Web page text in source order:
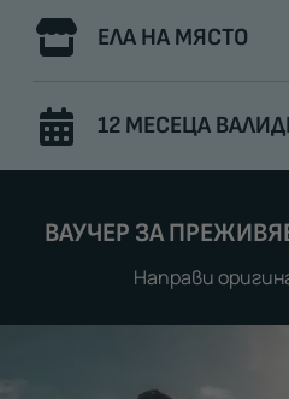
ЕЛА НА МЯСТО
12 МЕСЕЦА
ВАУЧЕР ЗА
Направи